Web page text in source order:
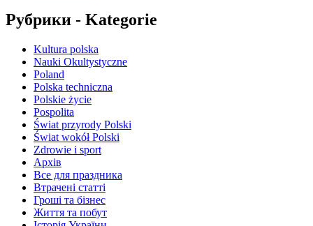
Рубрики - Kategorie
Kultura polska
Nauki Okultystyczne
Poland
Polska techniczna
Polskie życie
Pospolita
Świat przyrody Polski
Świat wokół Polski
Zdrowie i sport
Архів
Все для праздника
Втрачені статті
Гроші та бізнес
Життя та побут